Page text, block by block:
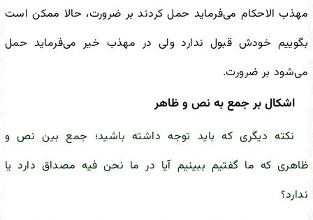
مهذب الاحکام می‌فرماید حمل کردند بر ضرورت، حالا ممکن است
بگوییم خودش قبول ندارد ولی در مهذب خیر می‌فرماید حمل
می‌شود بر ضرورت.
اشکال بر جمع به نص و ظاهر
نکته دیگری که باید توجه داشته باشید؛ جمع بین نص و
ظاهری که ما گفتیم ببینیم آیا در ما نحن فیه مصداق دارد یا
ندارد؟